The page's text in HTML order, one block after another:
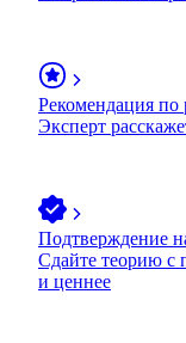
Рекомендация по
Эксперт
Подтверждение
Сдайте теорию с
и ценнее